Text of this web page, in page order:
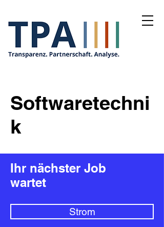
Softwaretechni
k
Ihr nächster Job
wartet
Strom